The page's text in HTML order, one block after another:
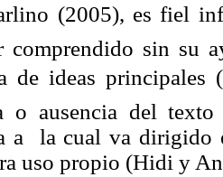
(2005), es fiel
comprendido sin su
de ideas
o ausencia del
a la cual va dirigido
uso propio (Hidi y